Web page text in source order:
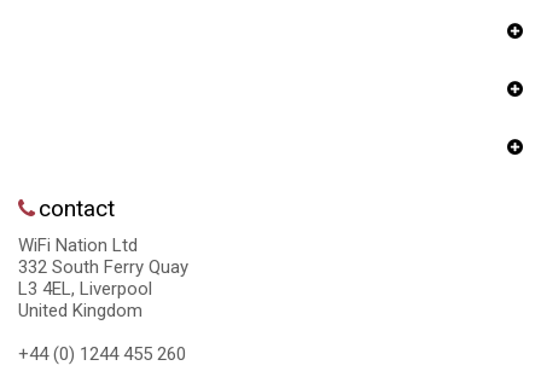
contact
WiFi Nation Ltd
332 South Ferry Quay
L3 4EL, Liverpool
United Kingdom
+44 (0) 1244 455 260